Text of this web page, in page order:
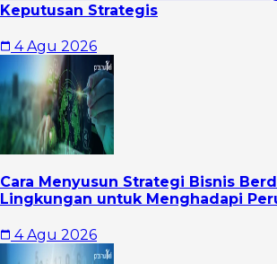
Keputusan Strategis
4 Agu 2026
Cara Menyusun Strategi Bisnis
Lingkungan untuk Menghadapi
4 Agu 2026